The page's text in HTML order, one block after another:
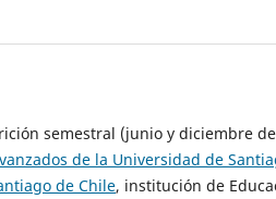
semestral (junio y diciembre de
de la Universidad de
de Chile, institución de